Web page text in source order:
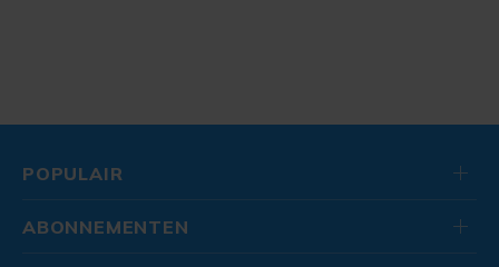
POPULAIR
ABONNEMENTEN